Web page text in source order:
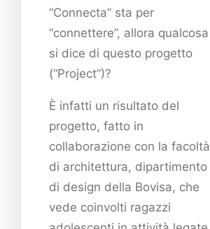
“Connecta” sta per
“connettere”, allora qualcosa
si dice di questo progetto
(“Project”)?
È infatti un risultato del
progetto, fatto in
collaborazione con la facoltà
di architettura, dipartimento
di design della Bovisa, che
vede coinvolti ragazzi